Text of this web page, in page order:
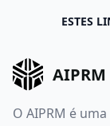
ESTES
AIPRM
O AIPRM é